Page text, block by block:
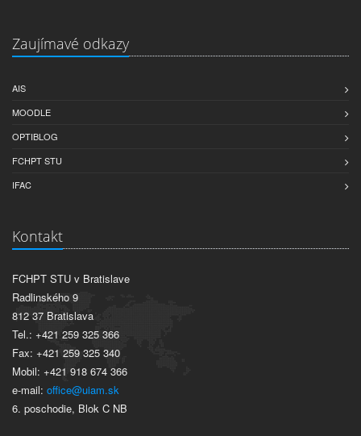
Zaujímavé odkazy
AIS
MOODLE
OPTIBLOG
FCHPT STU
IFAC
Kontakt
FCHPT STU v Bratislave
Radlinského 9
812 37 Bratislava
Tel.: +421 259 325 366
Fax: +421 259 325 340
Mobil: +421 918 674 366
e-mail: office@uiam.sk
6. poschodie, Blok C NB